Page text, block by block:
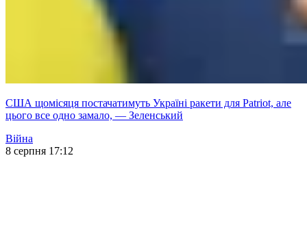
США щомісяця постачатимуть Україні ракети для Patriot, але
цього все одно замало, — Зеленський
Війна
8 серпня 17:12